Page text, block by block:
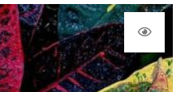
28,50 €
à
46,00 €